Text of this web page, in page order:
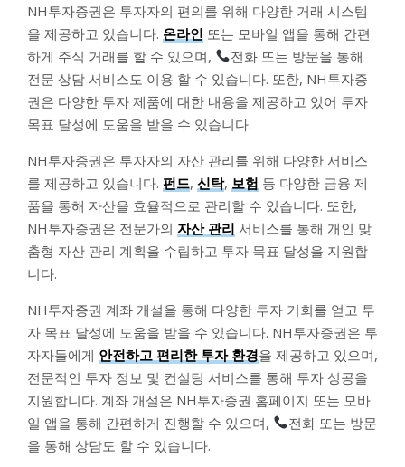
NH투자증권은 투자자의 편의를 위해 다양한 거래 시스템
을 제공하고 있습니다. 온라인 또는 모바일 앱을 통해 간편
하게 주식 거래를 할 수 있으며,
전화 또는 방문을 통해
전문 상담 서비스도 이용 할 수 있습니다. 또한, NH투자증
권은 다양한 투자 제품에 대한 내용을 제공하고 있어 투자
목표 달성에 도움을 받을 수 있습니다.
NH투자증권은 투자자의 자산 관리를 위해 다양한 서비스
를 제공하고 있습니다. 펀드, 신탁, 보험 등 다양한 금융 제
품을 통해 자산을 효율적으로 관리할 수 있습니다. 또한,
NH투자증권은 전문가의 자산 관리 서비스를 통해 개인 맞
춤형 자산 관리 계획을 수립하고 투자 목표 달성을 지원합
니다.
NH투자증권 계좌 개설을 통해 다양한 투자 기회를 얻고 투
자 목표 달성에 도움을 받을 수 있습니다. NH투자증권은 투
자자들에게 안전하고 편리한 투자 환경을 제공하고 있으며,
전문적인 투자 정보 및 컨설팅 서비스를 통해 투자 성공을
지원합니다. 계좌 개설은 NH투자증권 홈페이지 또는 모바
일 앱을 통해 간편하게 진행할 수 있으며,
전화 또는 방문
을 통해 상담도 할 수 있습니다.